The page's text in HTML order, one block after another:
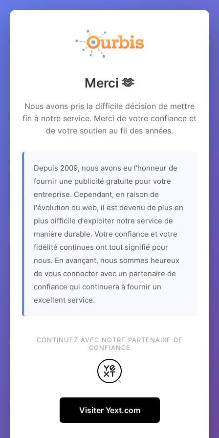
Merci 🫶
Nous avons pris la difficile décision de mettre
fin à notre service. Merci de votre confiance et
de votre soutien au fil des années.
Depuis 2009, nous avons eu l'honneur de
fournir une publicité gratuite pour votre
entreprise. Cependant, en raison de
l'évolution du web, il est devenu de plus en
plus difficile d'exploiter notre service de
manière durable. Votre confiance et votre
fidélité continues ont tout signifié pour
nous. En avançant, nous sommes heureux
de vous connecter avec un partenaire de
confiance qui continuera à fournir un
excellent service.
CONTINUEZ AVEC NOTRE PARTENAIRE DE
CONFIANCE
Visiter Yext.com